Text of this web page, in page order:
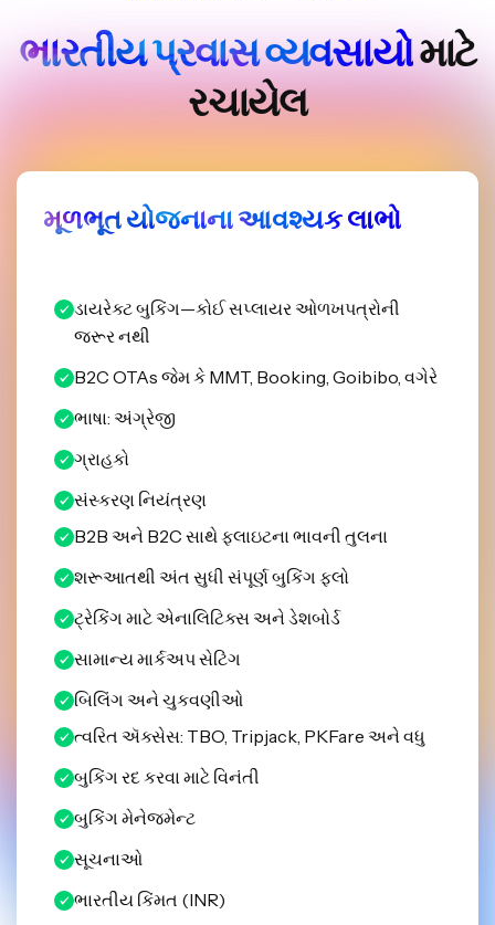
ભારતીય પ્રવાસ વ્યવસાયોમાટે
રચાયેલ
મૂળભૂત યોજનાના આવશ્યક લાભો
ડાયરેક્ટ બુકિંગ—કોઈ સપ્લાયર ઓળખપત્રોની
જરૂર નથી
B2C OTAs જેમ કે MMT, Booking, Goibibo, વગેરે
ભાષા: અંગ્રેજી
ગ્રાહકો
સંસ્કરણ નિયંત્રણ
B2B અને B2C સાથે ફ્લાઇટના ભાવની તુલના
શરૂઆતથી અંત સુધી સંપૂર્ણ બુકિંગ ફ્લો
ટ્રેકિંગ માટે એનાલિટિક્સ અને ડેશબોર્ડ
સામાન્ય માર્કઅપ સેટિંગ
બિલિંગ અને ચુકવણીઓ
ત્વરિત ઍક્સેસ: TBO, Tripjack, PKFare અને વધુ
બુકિંગ રદ કરવા માટે વિનંતી
બુકિંગ મેનેજમેન્ટ
સૂચનાઓ
ભારતીય કિંમત (INR)